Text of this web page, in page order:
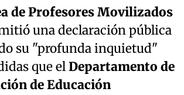
de Profesores Movilizados
una declaración pública
su "profunda inquietud"
que elDepartamento de
de Educación